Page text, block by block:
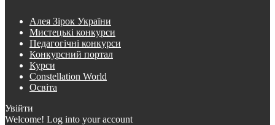
Алея Зірок України
Мистецькі конкурси
Педагогічні конкурси
Конкурсний портал
Курси
Constellation World
Освіта
Увійти
Welcome! Log into your account